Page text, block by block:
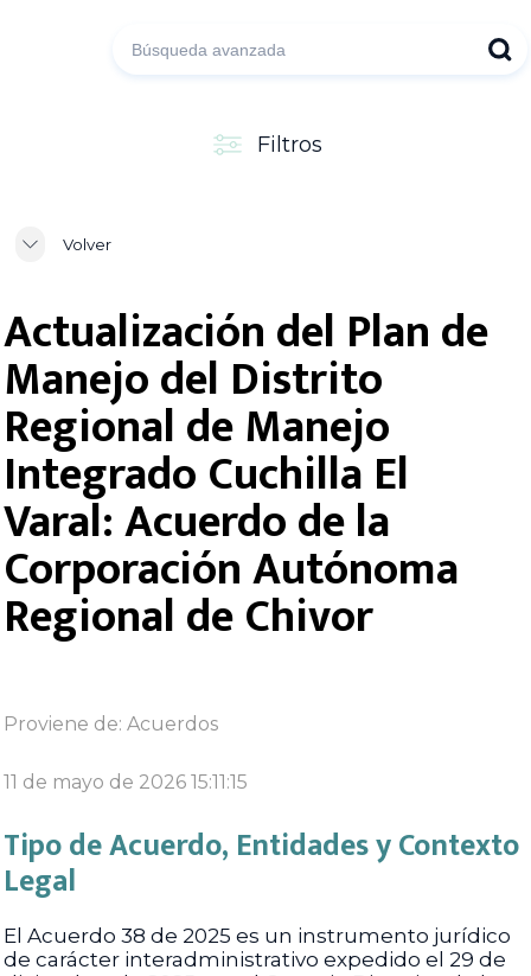
Filtros
Volver
Actualización del Plan de
Manejo del Distrito
Regional de Manejo
Integrado Cuchilla El
Varal: Acuerdo de la
Corporación Autónoma
Regional de Chivor
Proviene de: Acuerdos
11 de mayo de 2026 15:11:15
Tipo de Acuerdo, Entidades y Contexto
Legal
El Acuerdo 38 de 2025 es un instrumento jurídico
de carácter interadministrativo expedido el 29 de